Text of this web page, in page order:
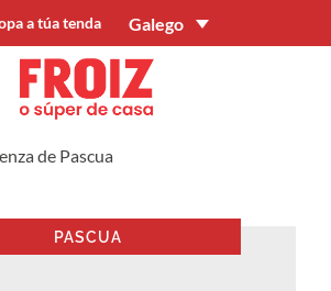
a túa tenda Galego
de Pascua
PASCUA